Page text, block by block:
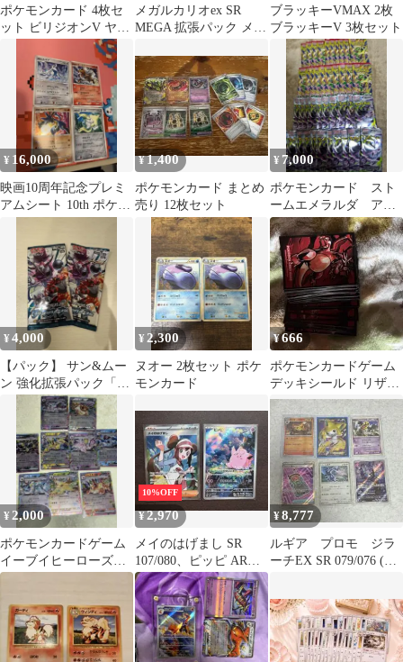
ポケモンカード 4枚セ
ット ビリジオンV ヤバ
ソチャex その他モンボ
ミラー2枚
メガルカリオex SR
MEGA 拡張パック メガ
ブラッキーVMAX 2枚
ブラッキーV 3枚セット
¥ 16,000
映画10周年記念プレミ
アムシート 10th ポケモ
¥1,400
ポケモンカード まとめ
売り 12枚セット
¥ 7,000
ポケモンカード スト
ームエメラルダ アビ
スアイ 20パックづつ
計40パック
¥4,000
【パック】 サン&ムー
ン 強化拡張パック「ダ
ークオーダー」2パック
【新品未開封】
¥ 2,300
ヌオー 2枚セット ポケ
モンカード
¥666
ポケモンカードゲーム
デッキシールド リザー
ドン
¥ 2,000
ポケモンカードゲーム
イーブイヒーローズ
GX 8枚セット
10%OFF
¥2,970
メイのはげまし SR
107/080、ピッピ AR
086/080 2枚セット
¥8,777
ルギア プロモ ジラ
ーチEX SR 079/076 (お